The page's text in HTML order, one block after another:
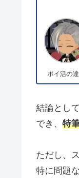
ポイ活の
結論とし
でき、 特
ただし、
特に問題